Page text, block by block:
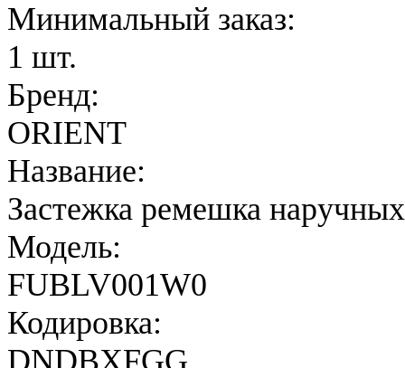
Минимальный заказ:
1 шт.
Бренд:
ORIENT
Название:
Застежка ремешка
Модель:
FUBLV001W0
Кодировка: